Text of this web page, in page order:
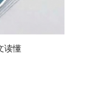
读懂